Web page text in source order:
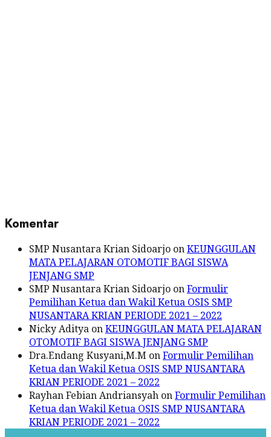
Komentar
SMP Nusantara Krian Sidoarjo onKEUNGGULAN
MATA PELAJARAN OTOMOTIF BAGI SISWA
JENJANG SMP
SMP Nusantara Krian Sidoarjo onFormulir
Pemilihan Ketua dan Wakil Ketua OSIS SMP
NUSANTARA KRIAN PERIODE 2021 – 2022
Nicky Aditya onKEUNGGULAN MATA PELAJARAN
OTOMOTIF BAGI SISWA JENJANG SMP
Dra.Endang Kusyani,M.M onFormulir Pemilihan
Ketua dan Wakil Ketua OSIS SMP NUSANTARA
KRIAN PERIODE 2021 – 2022
Rayhan Febian Andriansyah onFormulir Pemilihan
Ketua dan Wakil Ketua OSIS SMP NUSANTARA
KRIAN PERIODE 2021 – 2022